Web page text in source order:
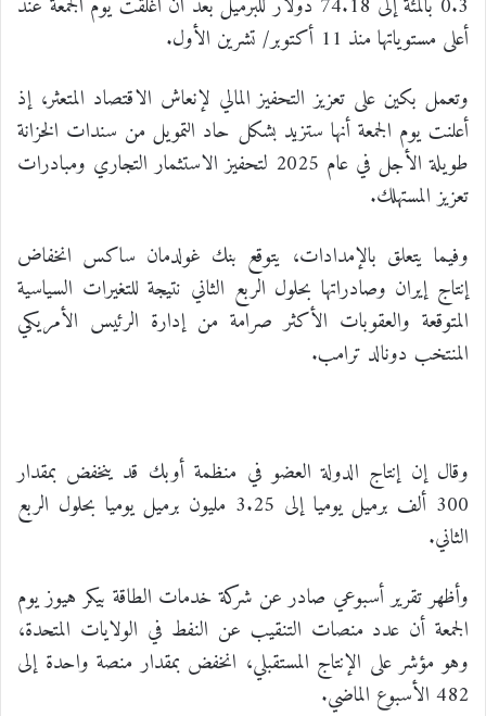
أعلى مستوياتها منذ 11 أكتوبر/ تشرين الأول.
وتعمل بكين على تعزيز التحفيز المالي لإنعاش الاقتصاد المتعثر، إذ
أعلنت يوم الجمعة أنها ستزيد بشكل حاد التمويل من سندات الخزانة
طويلة الأجل في عام 2025 لتحفيز الاستثمار التجاري ومبادرات
تعزيز المستهلك.
وفيما يتعلق بالإمدادات، يتوقع بنك غولدمان ساكس انخفاض
إنتاج إيران وصادراتها بحلول الربع الثاني نتيجة للتغيرات السياسية
المتوقعة والعقوبات الأكثر صرامة من إدارة الرئيس الأمريكي
المنتخب دونالد ترامب.
وقال إن إنتاج الدولة العضو في منظمة أوبك قد ينخفض بمقدار
300 ألف برميل يوميا إلى 3.25 مليون برميل يوميا بحلول الربع
الثاني.
وأظهر تقرير أسبوعي صادر عن شركة خدمات الطاقة بيكر هيوز يوم
الجمعة أن عدد منصات التنقيب عن النفط في الولايات المتحدة،
وهو مؤشر على الإنتاج المستقبلي، انخفض بمقدار منصة واحدة إلى
482 الأسبوع الماضي.